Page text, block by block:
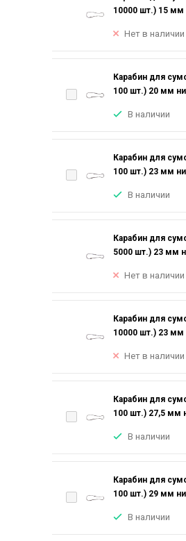
10000 шт.) 15 мм
Нет в наличии
Карабин для
100 шт.) 20 мм
В наличии
Карабин для
100 шт.) 23 мм
В наличии
Карабин для
5000 шт.) 23 мм
Нет в наличии
Карабин для
10000 шт.) 23 мм
Нет в наличии
Карабин для
100 шт.) 27,5 мм
В наличии
Карабин для
100 шт.) 29 мм
В наличии